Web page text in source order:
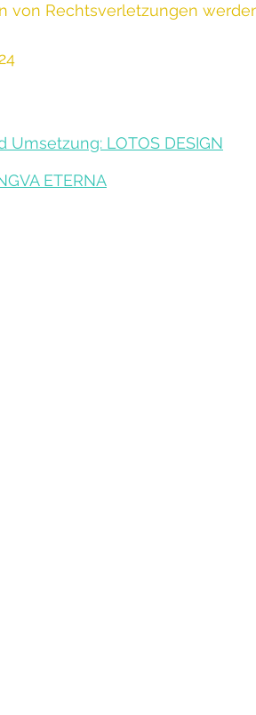
von Rechtsverletzungen
Umsetzung: LOTOS DESIGN
ETERNA